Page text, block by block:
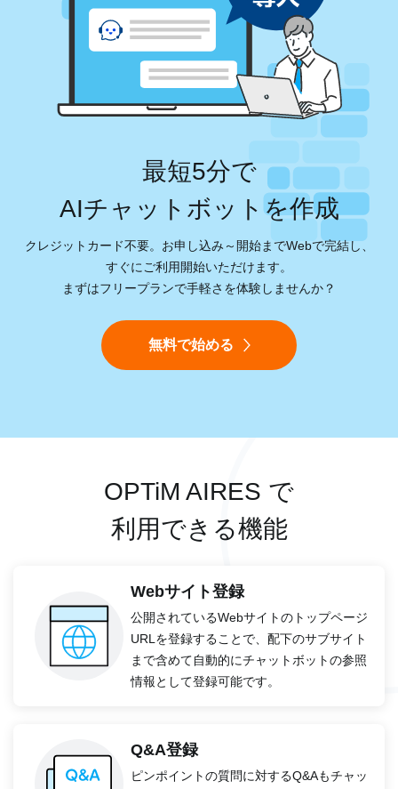
最短5分で
AIチャットボットを作成
クレジットカード不要。お申し込み～開始までWebで完結し、
すぐにご利用開始いただけます。
まずはフリープランで手軽さを体験しませんか？
無料で始める
OPTiM AIRES で
利用できる機能
Webサイト登録
公開されているWebサイトのトップページ
URLを登録することで、配下のサブサイト
まで含めて自動的にチャットボットの参照
情報として登録可能です。
Q&A登録
ピンポイントの質問に対するQ&Aもチャッ